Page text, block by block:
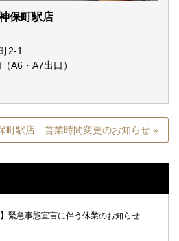
保町駅店
2-1
A6・A7出口）
町駅店 営業時間変更のお知らせ »
】緊急事態宣言に伴う休業のお知らせ